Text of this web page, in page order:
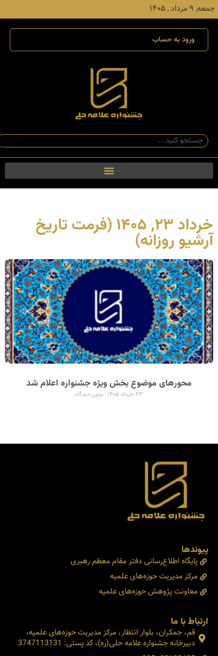
جمعه, ۹ مرداد , ۱۴۰۵
ورود به حساب
خرداد ۲۳, ۱۴۰۵ (فرمت تاریخ
آرشیو روزانه)
محورهای موضوع بخش ویژه جشنواره اعلام شد
۲۳ خرداد ۱۴۰۵ بدون دیدگاه
پیوندها
پایگاه اطلاع‌رسانی دفتر مقام معظم رهبری
مرکز مدیریت حوزه‌های علمیه
معاونت پژوهش حوزه‌های علمیه
ارتباط با ما
قم، جمکران، بلوار انتظار، مرکز مدیریت حوزه‌های علمیه،
دبیرخانه جشنواره علامه حلی(ره)، کد پستی: 3747113131